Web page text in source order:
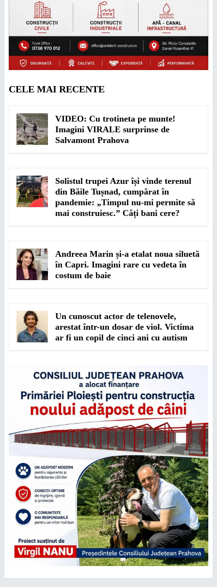
CELE MAI RECENTE
VIDEO: Cu trotineta pe munte!
Imagini VIRALE surprinse de
Salvamont Prahova
Solistul trupei Azur își vinde terenul
din Băile Tușnad, cumpărat în
pandemie: „Timpul nu-mi permite să
mai construiesc.” Câți bani cere?
Andreea Marin și-a etalat noua siluetă
în Capri. Imagini rare cu vedeta în
costum de baie
Un cunoscut actor de telenovele,
arestat într-un dosar de viol. Victima
ar fi un copil de cinci ani cu autism